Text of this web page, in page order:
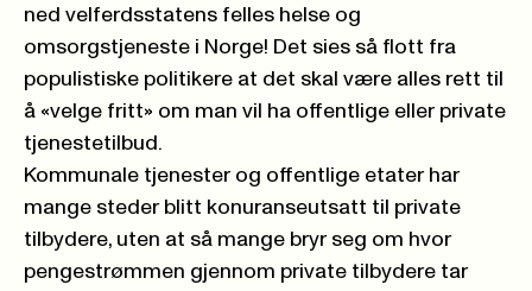
ned velferdsstatens felles helse og
omsorgstjeneste i Norge! Det sies så flott fra
populistiske politikere at det skal være alles rett til
å «velge fritt» om man vil ha offentlige eller private
tjenestetilbud.
Kommunale tjenester og offentlige etater har
mange steder blitt konuranseutsatt til private
tilbydere, uten at så mange bryr seg om hvor
pengestrømmen gjennom private tilbydere tar